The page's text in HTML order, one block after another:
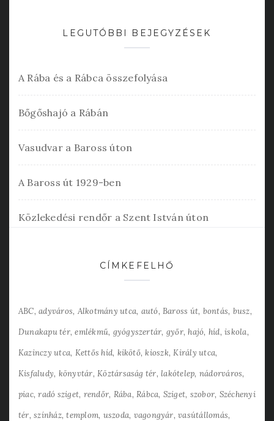
LEGUTÓBBI BEJEGYZÉSEK
A Rába és a Rábca összefolyása
Bőgőshajó a Rábán
Vasudvar a Baross úton
A Baross út 1929-ben
Közlekedési rendőr a Szent István úton
CÍMKEFELHŐ
ABC adyváros Alkotmány utca autó Baross út bontás busz
Dunakapu tér emlékmű gyógyszertár győr hajó híd iskola
Kazinczy utca Kettős híd kikötő kioszk Király utca
Kisfaludy könyvtár Köztársaság tér lakótelep nádorváros
piac radó sziget rendőr Rába Rábca Sziget szobor Széchenyi
tér színház templom uszoda vagongyár vasútállomás